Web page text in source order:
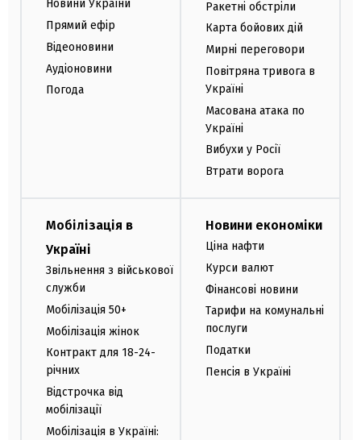
Новини України
Прямий ефір
Відеоновини
Аудіоновини
Погода
Ракетні обстріли
Карта бойових дій
Мирні переговори
Повітряна тривога в
Україні
Масована атака по
Україні
Вибухи у Росії
Втрати ворога
Мобілізація в
Україні
Звільнення з військової
служби
Мобілізація 50+
Мобілізація жінок
Контракт для 18-24-
річних
Відстрочка від
мобілізації
Мобілізація в Україні:
Новини економіки
Ціна нафти
Курси валют
Фінансові новини
Тарифи на комунальні
послуги
Податки
Пенсія в Україні